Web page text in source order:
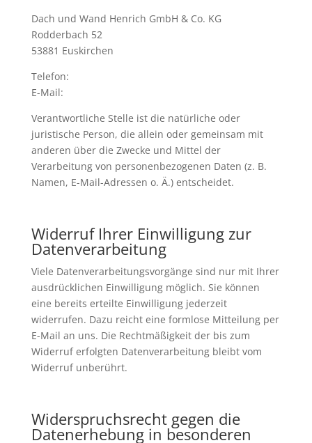
Dach und Wand Henrich GmbH & Co. KG
Rodderbach 52
53881 Euskirchen
Telefon:
E-Mail:
Verantwortliche Stelle ist die natürliche oder
juristische Person, die allein oder gemeinsam mit
anderen über die Zwecke und Mittel der
Verarbeitung von personenbezogenen Daten (z. B.
Namen, E-Mail-Adressen o. Ä.) entscheidet.
Widerruf Ihrer Einwilligung zur
Datenverarbeitung
Viele Datenverarbeitungsvorgänge sind nur mit Ihrer
ausdrücklichen Einwilligung möglich. Sie können
eine bereits erteilte Einwilligung jederzeit
widerrufen. Dazu reicht eine formlose Mitteilung per
E-Mail an uns. Die Rechtmäßigkeit der bis zum
Widerruf erfolgten Datenverarbeitung bleibt vom
Widerruf unberührt.
Widerspruchsrecht gegen die
Datenerhebung in besonderen